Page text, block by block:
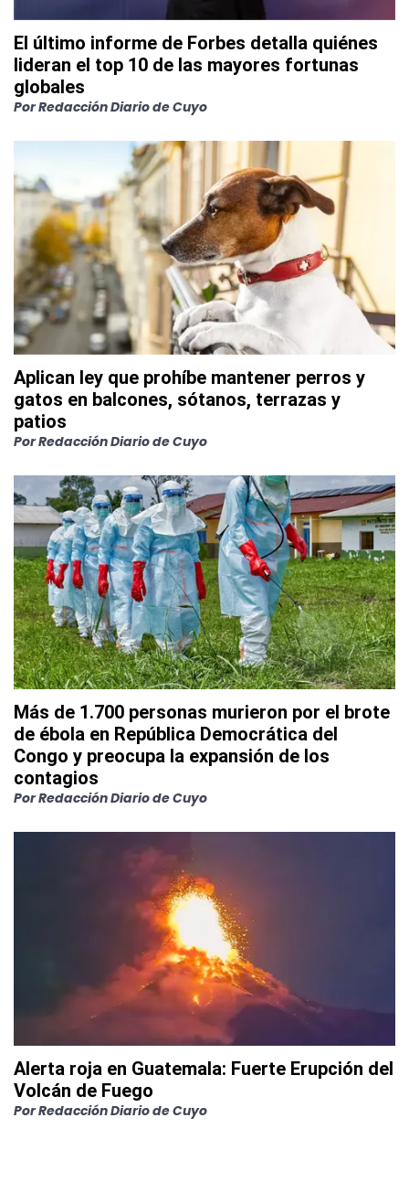
El último informe de Forbes detalla quiénes
lideran el top 10 de las mayores fortunas
globales
PorRedacción Diario de Cuyo
Aplican ley que prohíbe mantener perros y
gatos en balcones, sótanos, terrazas y
patios
PorRedacción Diario de Cuyo
Más de 1.700 personas murieron por el brote
de ébola en República Democrática del
Congo y preocupa la expansión de los
contagios
PorRedacción Diario de Cuyo
Alerta roja en Guatemala: Fuerte Erupción del
Volcán de Fuego
PorRedacción Diario de Cuyo